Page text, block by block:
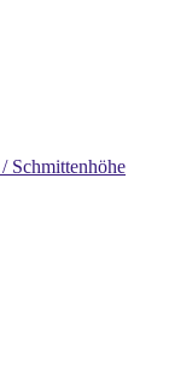
Schmittenhöhe